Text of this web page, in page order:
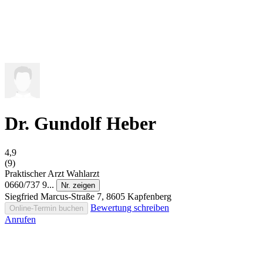
Dr. Gundolf Heber
4,9
(9)
Praktischer Arzt Wahlarzt
0660/737 9...
Nr. zeigen
Siegfried Marcus-Straße 7, 8605 Kapfenberg
Online-Termin buchen
Bewertung schreiben
Anrufen